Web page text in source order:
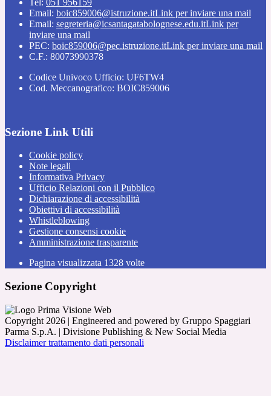
Tel: 051 956159
Email: boic859006@istruzione.itLink per inviare una mail
Email: segreteria@icsantagatabolognese.edu.itLink per
inviare una mail
PEC: boic859006@pec.istruzione.itLink per inviare una mail
C.F.: 80073990378
Codice Univoco Ufficio: UF6TW4
Cod. Meccanografico: BOIC859006
Sezione Link Utili
Cookie policy
Note legali
Informativa Privacy
Ufficio Relazioni con il Pubblico
Dichiarazione di accessibilità
Obiettivi di accessibilità
Whistleblowing
Gestione consensi cookie
Amministrazione trasparente
Pagina visualizzata 1328 volte
Sezione Copyright
Copyright 2026 | Engineered and powered by Gruppo Spaggiari
Parma S.p.A. | Divisione Publishing & New Social Media
Disclaimer trattamento dati personali